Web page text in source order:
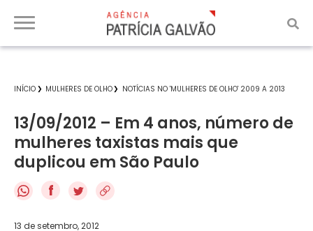
INÍCIO MULHERES DE OLHO NOTÍCIAS NO 'MULHERES DE OLHO' 2009 A 2013
13/09/2012 – Em 4 anos, número de
mulheres taxistas mais que
duplicou em São Paulo
f
13 de setembro, 2012